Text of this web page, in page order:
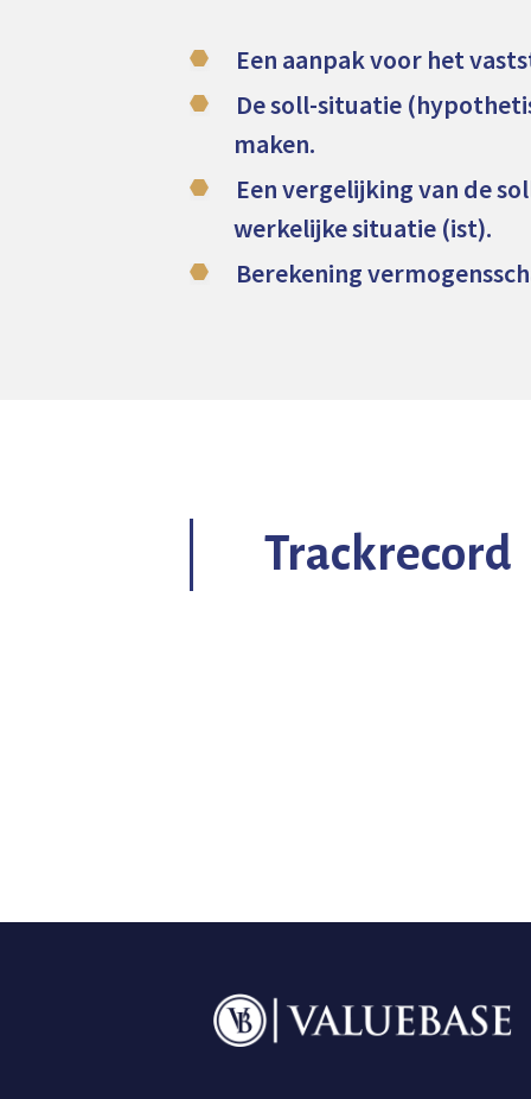
Een aanpak voor het
De soll-situatie
maken.
Een vergelijking van de
werkelijke situatie (ist).
Berekening
Trackrecord